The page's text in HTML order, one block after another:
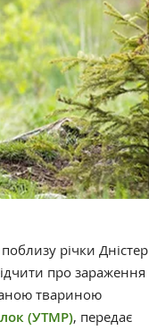
річки Дністер
про зараження
твариною
(УТМР), передає